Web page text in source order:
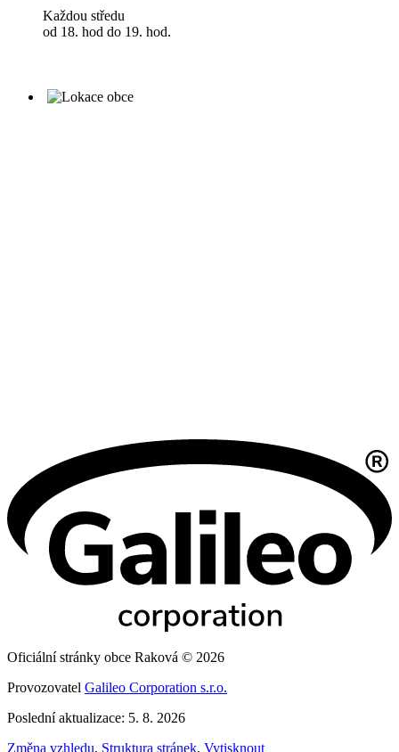
Každou středu
od 18. hod do 19. hod.
Oficiální stránky obce Raková © 2026
Provozovatel Galileo Corporation s.r.o.
Poslední aktualizace: 5. 8. 2026
Změna vzhledu, Struktura stránek, Vytisknout